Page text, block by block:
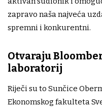
zapravo naša najveća
spremni i konkurentni.
Otvaraju
laboratorij
Riječi su to Sunčice
Ekonomskog fakulteta